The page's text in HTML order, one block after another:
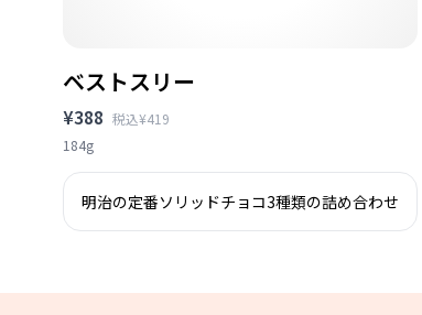
ベストスリー
¥388 税込¥419
184g
明治の定番ソリッドチョコ3種類の詰め合わせ